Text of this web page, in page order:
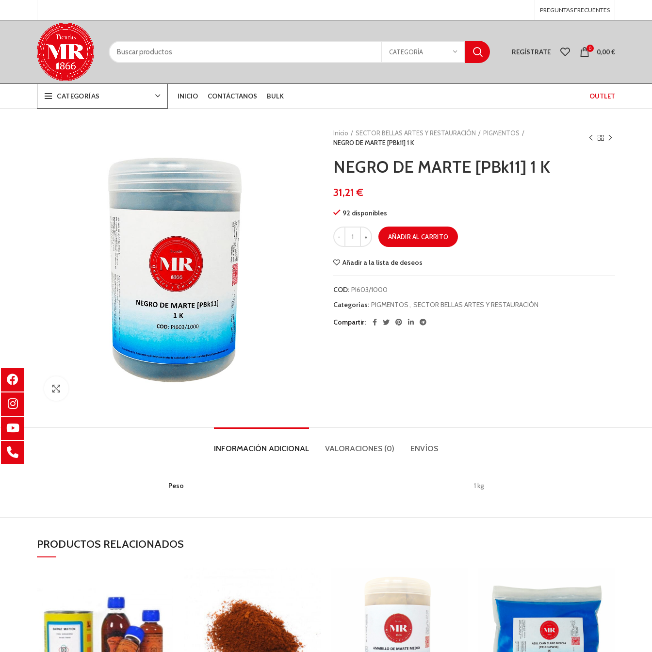
PREGUNTAS FRECUENTES
CATEGORÍA REGÍSTRATE 0 0,00€
CATEGORÍAS INICIO CONTÁCTANOS BULK OUTLET
Inicio SECTOR BELLAS ARTES Y RESTAURACIÓN
PIGMENTOS
NEGRO DE MARTE [PBk11] 1 K
NEGRO DE MARTE [PBk11] 1 K
€
92 disponibles
AÑADIR AL CARRITO
Añadir a la lista de deseos
COD: PI603/1000
Categorías: PIGMENTOS, SECTOR BELLAS ARTES Y RESTAURACIÓN
Compartir
INFORMACIÓN ADICIONAL VALORACIONES (0) ENVÍOS
Peso 1 kg
PRODUCTOS RELACIONADOS